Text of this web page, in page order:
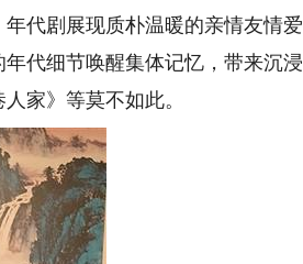
代剧展现质朴温暖的亲情友情爱
代细节唤醒集体记忆，带来沉浸
家》等莫不如此。